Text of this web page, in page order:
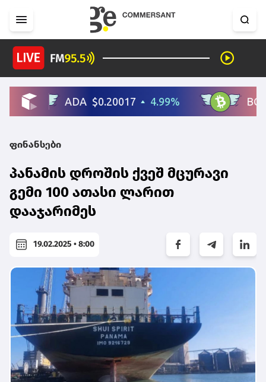
ფინანსები
პანამის დროშის ქვეშ მცურავი
გემი 100 ათასი ლარით
დააჯარიმეს
19.02.2025 • 8:00